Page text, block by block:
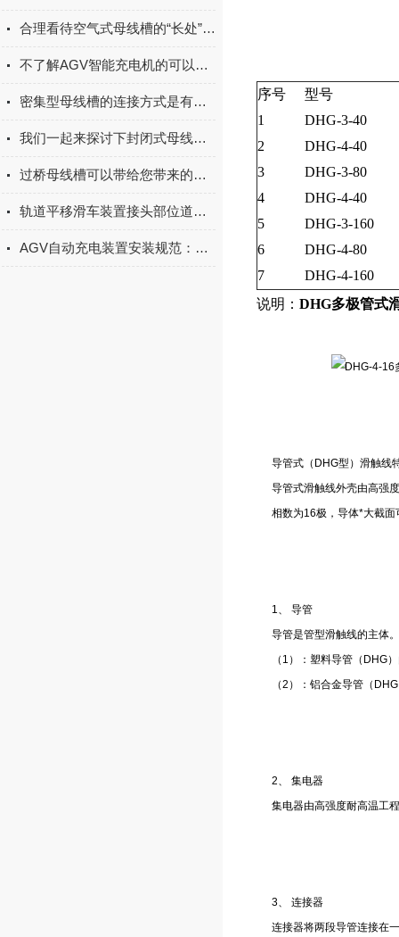
合理看待空气式母线槽的“长处”与“不足”
不了解AGV智能充电机的可以进来看看
密集型母线槽的连接方式是有讲究的
我们一起来探讨下封闭式母线槽要怎么安装呢
过桥母线槽可以带给您带来的好处
轨道平移滑车装置接头部位道床变形原因
AGV自动充电装置安装规范：定位精度校准、安全防护（防过载）与布线要点
序号
型号
1
DHG-3-40
2
DHG-4-40
3
DHG-3-80
4
DHG-4-40
5
DHG-3-160
6
DHG-4-80
7
DHG-4-160
说明： DHG多极管式
导管式（DHG型）滑触线
导管式滑触线外壳由高强
相数为16极，导体*大截
1、 导管
导管是管型滑触线的主体。
（1）：塑料导管（DHG
（2）：铝合金导管（
2、 集电器
集电器由高强度耐高温工
3、 连接器
连接器将两段导管连接在